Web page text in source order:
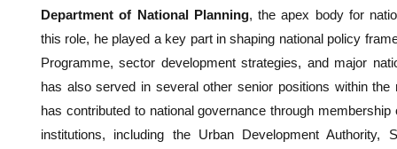
Department of National Planning, the apex body for
this role, he played a key part in shaping national policy
Programme, sector development strategies, and major
has also served in several other senior positions within the
has contributed to national governance through
institutions, including the Urban Development Authority,